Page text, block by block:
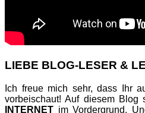
LIEBE BLOG-LESER &
Ich freue mich sehr, dass Ihr
vorbeischaut! Auf diesem Blog
INTERNET im Vordergrund.